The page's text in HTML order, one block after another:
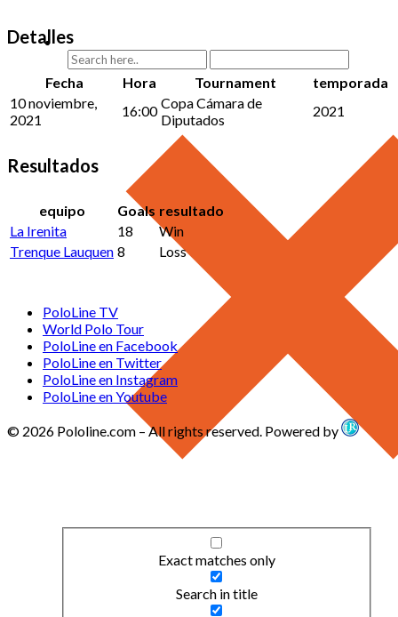
Exact matches only
Search in title
Detalles
Fecha Hora Tournament
temporada
10 noviembre,
2021
16:00 Copa Cámara de
Diputados
2021
Resultados
equipo Goals resultado
La Irenita
18
Win
Trenque Lauquen 8 Loss
PoloLine TV
World Polo Tour
PoloLine en Facebook
PoloLine en Twitter
PoloLine en Instagram
PoloLine en Youtube
© 2026 Pololine.com – All rights reserved. Powered by